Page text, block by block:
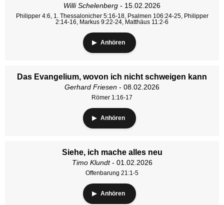
Willi Schelenberg - 15.02.2026
Philipper 4:6, 1. Thessalonicher 5:16-18, Psalmen 106:24-25, Philipper
2:14-16, Markus 9:22-24, Matthäus 11:2-6
Anhören
Das Evangelium, wovon ich nicht schweigen kann
Gerhard Friesen - 08.02.2026
Römer 1:16-17
Anhören
Siehe, ich mache alles neu
Timo Klundt- 01.02.2026
Offenbarung 21:1-5
Anhören